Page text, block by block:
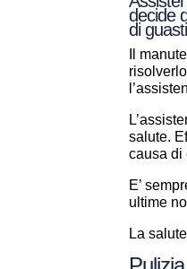
decide
di
Il
salute.
causa di
E’
ultime
La